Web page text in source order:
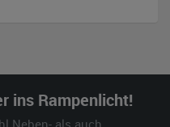
ins Rampenlicht!
Neben- als auch